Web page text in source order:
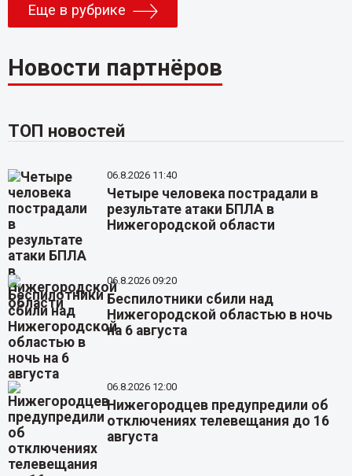
Еще в рубрике
Новости партнёров
ТОП новостей
06.8.2026 11:40
Четыре человека пострадали в
результате атаки БПЛА в
Нижегородской области
06.8.2026 09:20
Беспилотники сбили над
Нижегородской областью в ночь
на 6 августа
06.8.2026 12:00
Нижегородцев предупредили об
отключениях телевещания до 16
августа